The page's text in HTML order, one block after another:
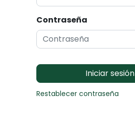
Contraseña
Iniciar sesión
Restablecer contraseña